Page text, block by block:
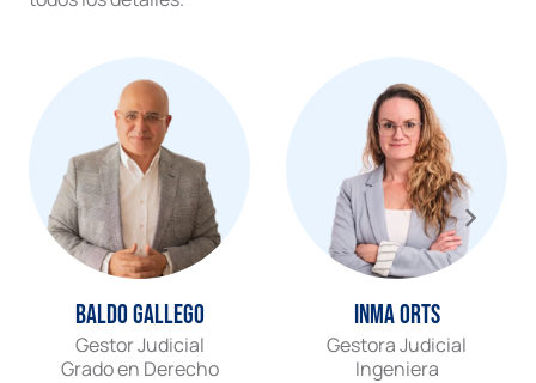
Baldo Gallego
Gestor Judicial
Grado en Derecho
Inma Orts
Gestora Judicial
Ingeniera